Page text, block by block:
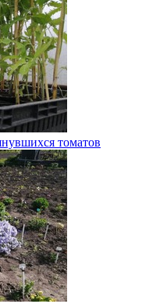
томатов